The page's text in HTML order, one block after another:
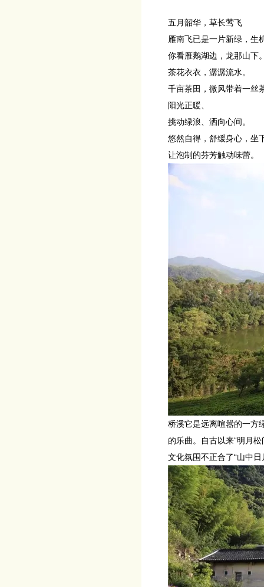
五月韶华，草长莺飞
雁南飞已是一片新绿，生
你看雁鹅湖边，龙那山下
茶花衣衣，潺潺流水。
千亩茶田，微风带着一丝
阳光正暖、
挑动绿浪、洒向心间。
悠然自得，舒缓身心，坐
让泡制的芬芳触动味蕾。
桥溪它是远离喧嚣的一方
的乐曲。自古以来“明月
文化氛围不正合了“山中